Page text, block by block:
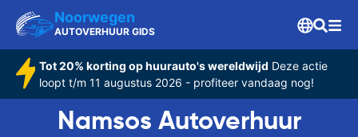
Noorwegen
AUTOVERHUUR GIDS
Tot 20% korting op huurauto's wereldwijd Deze actie
loopt t/m 11 augustus 2026 - profiteer vandaag nog!
Namsos Autoverhuur